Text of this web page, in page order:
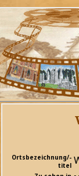
Ortsbezeichnung/-
titel